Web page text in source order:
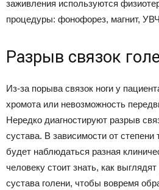
заживления используются
процедуры: фонофорез, магнит,
Разрыв связок
Из-за порыва связок ноги у
хромота или невозможность
Нередко диагностируют разрыв
сустава. В зависимости от
будет наблюдаться разная
человеку стоит знать, как
сустава голени, чтобы вовремя